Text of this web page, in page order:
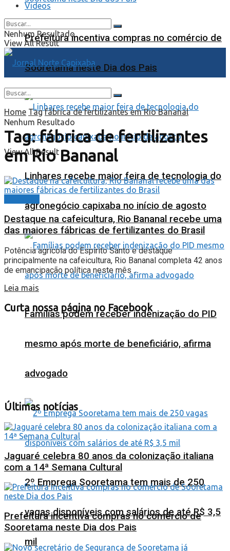
Prefeitura incentiva compras no comércio de
Sooretama neste Dia dos Pais
Linhares recebe maior feira de tecnologia do
agronegócio capixaba no início de agosto
Famílias podem receber indenização do PID
mesmo após morte de beneficiário, afirma
advogado
2º Emprega Sooretama tem mais de 250
vagas disponíveis com salários de até R$ 3,5
mil
Videos
Nenhum Resultado
View All Result
Nenhum Resultado
View All Result
Home Tag fábrica de fertilizantes em Rio Bananal
Tag:fábrica de fertilizantes
em Rio Bananal
Destaque na cafeicultura, Rio Bananal recebe uma
das maiores fábricas de fertilizantes do Brasil
Potência agrícola do Espírito Santo e destaque
principalmente na cafeicultura, Rio Bananal completa 42 anos
de emancipação política neste mês ...
Leia mais
Curta nossa página no Facebook
Últimas notícias
Jaguaré celebra 80 anos da colonização italiana
com a 14ª Semana Cultural
Prefeitura incentiva compras no comércio de
Sooretama neste Dia dos Pais